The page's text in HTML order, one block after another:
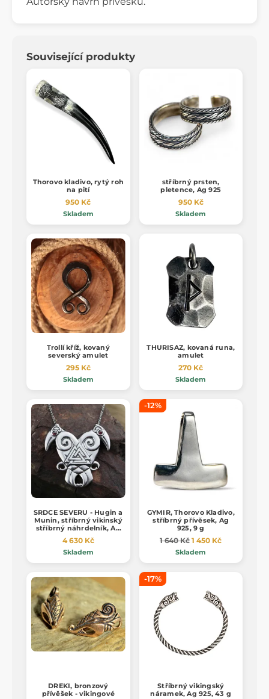
Související produkty
Thorovo kladivo, rytý roh
na pití
950 Kč
Skladem
stříbrný prsten,
pletence, Ag 925
950 Kč
Skladem
Trollí kříž, kovaný
severský amulet
295 Kč
Skladem
THURISAZ, kovaná runa,
amulet
270 Kč
Skladem
SRDCE SEVERU - Hugin a
Munin, stříbrný vikinský
stříbrný náhrdelník, Ag
925, 24g
4 630 Kč
Skladem
-12%
GYMIR, Thorovo Kladivo,
stříbrný přívěsek, Ag
925, 9 g
1 640 Kč 1 450 Kč
Skladem
DREKI, bronzový
přívěšek - vikingové
-17%
Stříbrný vikingský
náramek, Ag 925, 43 g